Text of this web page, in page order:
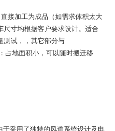
接加工为成品（如需求体积太大
尺寸均根据客户要求设计。适合
测试，，其它部分与
占地面积小，可以随时搬迁移
采用了独特的风道系统设计及电